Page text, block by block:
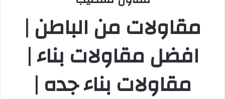
مقاولات من الباطن |
افضل مقاولات بناء |
مقاولات بناء جده |